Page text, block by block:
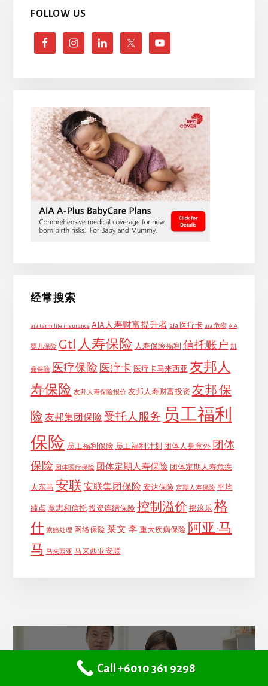
FOLLOW US
经常搜索
aia term life insurance AIA人寿财富提升者 aia 医疗卡 aia 危疾 AIA
婴儿保险 Gtl 人寿保险 人寿保险福利 信托账户 凯
曼保险 医疗保险 医疗卡 医疗卡马来西亚 友邦人
寿保险 友邦人寿保险报价 友邦人寿财富投资 友邦 保
险 友邦集团保险 受托人服务 员工福利
保险 员工福利保险 员工福利计划 团体人身意外 团体
保险 团体医疗保险 团体定期人寿保险 团体定期人寿危疾
大东马 安联 安联集团保险 安达保险 定期人寿保险 平均
绩点 意志和信托 投资连结保险 控制溢价 摇滚乐 格
什 索赔处理 网络保险 莱文·李 重大疾病保险 阿亚·马
马 马来西亚 马来西亚安联
Call +6010 361 9298